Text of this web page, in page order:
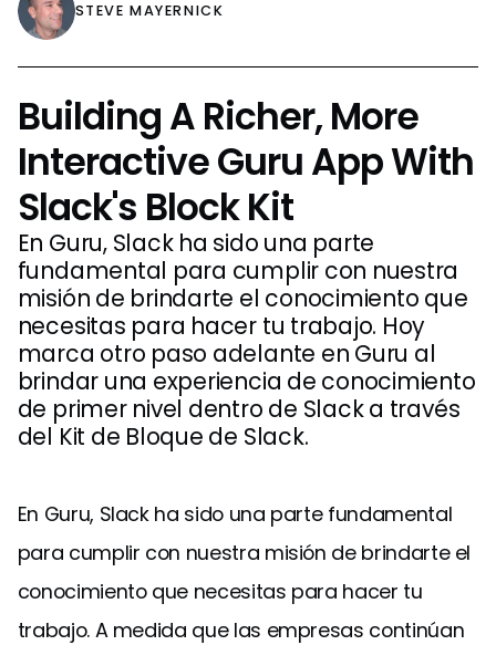
STEVE MAYERNICK
Building A Richer, More
Interactive Guru App With
Slack's Block Kit
En Guru, Slack ha sido una parte
fundamental para cumplir con nuestra
misión de brindarte el conocimiento que
necesitas para hacer tu trabajo. Hoy
marca otro paso adelante en Guru al
brindar una experiencia de conocimiento
de primer nivel dentro de Slack a través
del Kit de Bloque de Slack.
En Guru, Slack ha sido una parte fundamental
para cumplir con nuestra misión de brindarte el
conocimiento que necesitas para hacer tu
trabajo. A medida que las empresas continúan